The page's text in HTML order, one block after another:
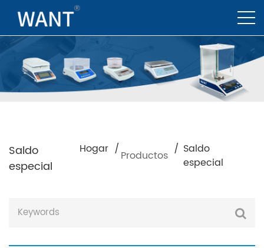
Saldo
especial
Hogar /Productos / Saldo
especial